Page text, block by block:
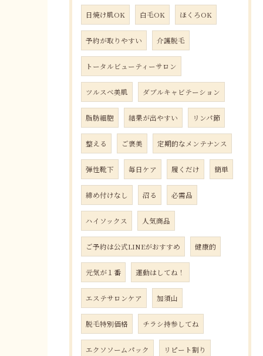
日焼け肌OK 白毛OK ほくろOK
予約が取りやすい 介護脱毛
トータルビューティーサロン
ツルスベ美肌 ダブルキャビテーション
脂肪細胞 結果が出やすい リンパ節
整える ご褒美 定期的なメンテナンス
弾性靴下 毎日ケア 履くだけ 簡単
締め付けなし 沼る 必需品
ハイソックス 人気商品
ご予約は公式LINEがおすすめ 健康的
元気が１番 運動はしてね！
エステサロンケア 加須山
脱毛特別価格 チラシ持参してね
エクソソームパック リピート割り